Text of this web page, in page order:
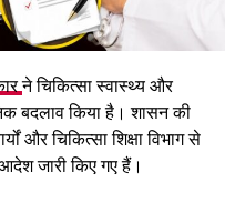
इनमें व्यैक्तिक सहायक,
तकनीकी पद, सहायक
हैं।
ने चिकित्सा स्वास्थ्य और
बदलाव किया है। शासन की
और चिकित्सा शिक्षा विभाग से
जारी किए गए हैं।